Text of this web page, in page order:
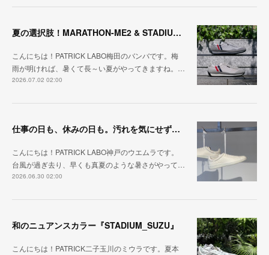
夏の選択肢！MARATHON-ME2 & STADIUM-ME2
こんにちは！PATRICK LABO梅田のバンバです。梅
雨が明ければ、暑くて長～い夏がやってきますね。…
2026.07.02 02:00
仕事の日も、休みの日も。汚れを気にせず毎日履ける『PUNCH-WP_WHT』
こんにちは！PATRICK LABO神戸のウエムラです。
台風が過ぎ去り、早くも真夏のような暑さがやって…
2026.06.30 02:00
和のニュアンスカラー『STADIUM_SUZU』
こんにちは！PATRICK二子玉川のミウラです。夏本